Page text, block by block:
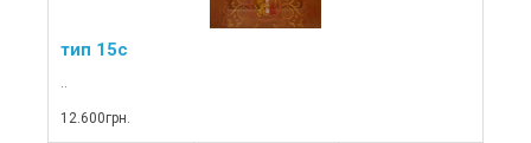
тип 15с
..
12.600грн.